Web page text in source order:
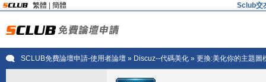
繁體 簡體 Sclub交
SCLUB免費論壇申請-使用者論壇» Discuz--代碼美化» 更換:美化你的主題圖